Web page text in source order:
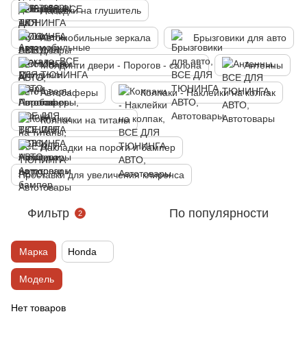
Насадки на глушитель
Автомобильные зеркала Брызговики для авто
Молдинги двери - Порогов - салона Антенны
Автобаферы Колпаки - Наклейки на колпак
Колпачки на титаны
Накладки на пороги и бампер
Проставки для увеличения клиренса
Фильтр 2 По популярности
Марка Honda
Модель
Нет товаров